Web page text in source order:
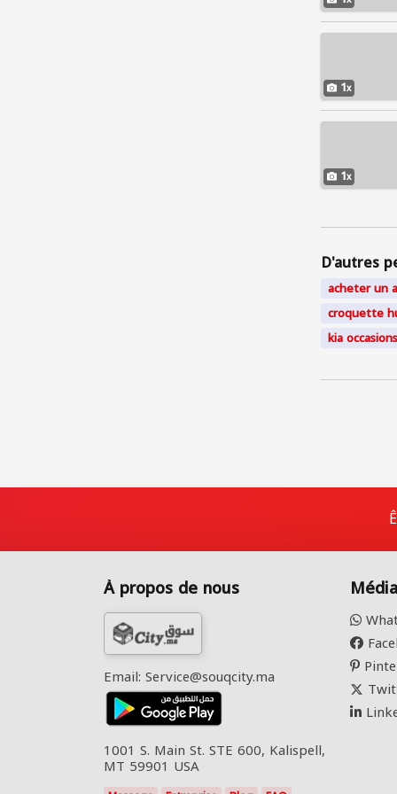
1
1
D'autres
acheter un
croquette
kia
À propos de nous
Email: Service@souqcity.ma
1001 S. Main St. STE 600, Kalispell,
MT 59901 USA